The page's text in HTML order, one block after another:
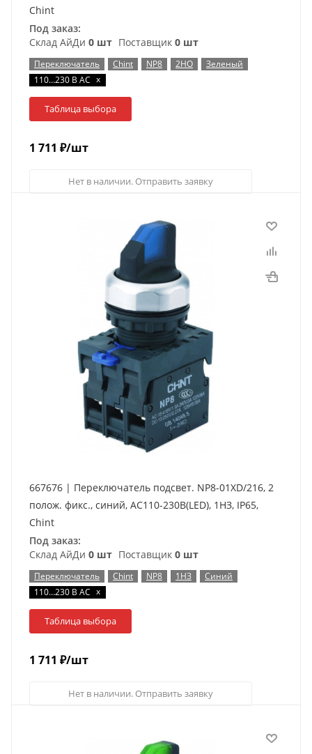
Chint
Под заказ:
Склад АйДи 0 шт Поставщик 0 шт
Переключатель Chint NP8 2НО
Зеленый
110…230 В AC x
Таблица выбора
1 711 ₽/шт
Нет в наличии. Отправить заявку
667676 | Переключатель подсвет. NP8-01XD/216, 2
полож. фикс., синий, AC110-230В(LED), 1НЗ, IP65,
Chint
Под заказ:
Склад АйДи 0 шт Поставщик 0 шт
Переключатель Chint NP8 1НЗ
Синий
110…230 В AC x
Таблица выбора
1 711 ₽/шт
Нет в наличии. Отправить заявку